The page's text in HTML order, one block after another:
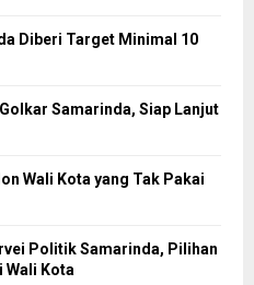
Diberi Target Minimal 10
Samarinda, Siap Lanjut
Wali Kota yang Tak Pakai
Politik Samarinda, Pilihan
Wali Kota